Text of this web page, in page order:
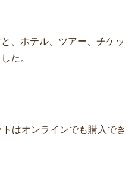
、ホテル、ツアー、チケッ
た。
はオンラインでも購入でき